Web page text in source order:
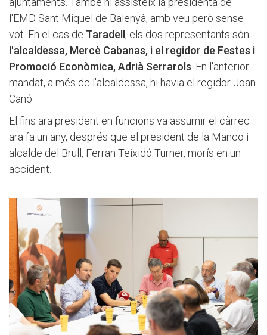
l'EMD Sant Miquel de Balenyà, amb veu però sense
vot. En el cas de Taradell , els dos representants són
l'alcaldessa, Mercè Cabanas, i el regidor de Festes i
Promoció Econòmica, Adrià Serrarols . En l'anterior
mandat, a més de l'alcaldessa, hi havia el regidor Joan
Canó.
El fins ara president en funcions va assumir el càrrec
ara fa un any, després que el president de la Manco i
alcalde del Brull, Ferran Teixidó Turner, morís en un
accident.